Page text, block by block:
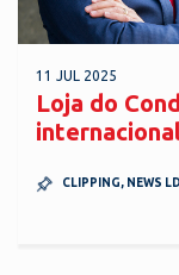
11 JUL 2025
Loja do
CLIPPING, NEWS